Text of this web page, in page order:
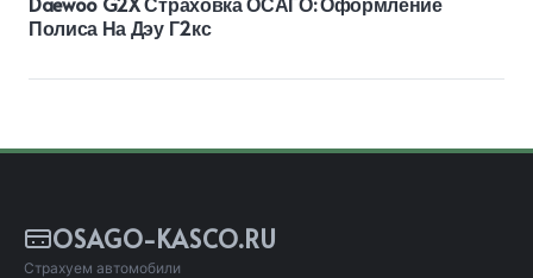
Полиса На Дэу Г2кс
OSAGO-KASCO.RU
Страхуем автомобили